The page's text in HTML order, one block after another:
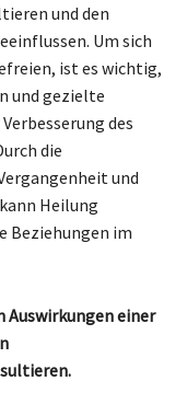
und den
Um sich
ist es wichtig,
und gezielte
des
die
und
Heilung
Beziehungen im
Auswirkungen einer